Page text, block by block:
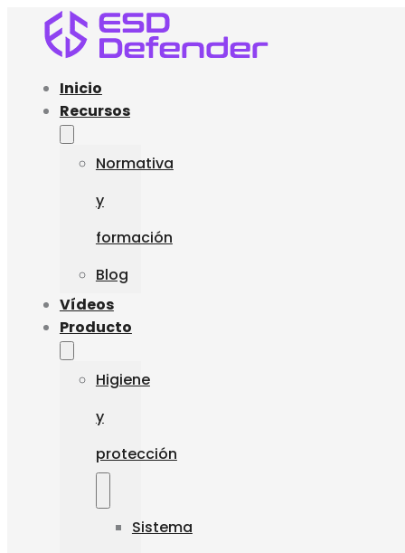
Inicio
Recursos
Normativa
y
formación
Blog
Vídeos
Producto
Higiene
y
protección
Sistema